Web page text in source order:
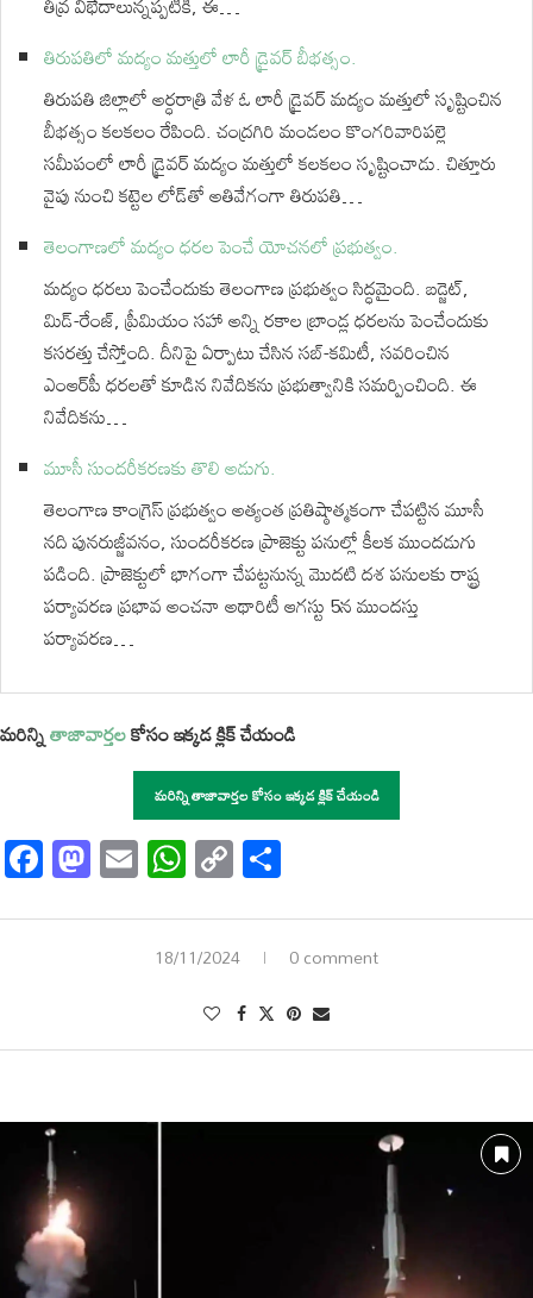
తిరుపతిలో మద్యం మత్తులో లారీ డ్రైవర్ బీభత్సం.
తిరుపతి జిల్లాలో అర్ధరాత్రి వేళ ఓ లారీ డ్రైవర్ మద్యం మత్తులో సృష్టించిన
బీభత్సం కలకలం రేపింది. చంద్రగిరి మండలం కొంగరివారిపల్లె
సమీపంలో లారీ డ్రైవర్ మద్యం మత్తులో కలకలం సృష్టించాడు. చిత్తూరు
వైపు నుంచి కట్టెల లోడ్‌తో అతివేగంగా తిరుపతి…
తెలంగాణలో మద్యం ధరల పెంచే యోచనలో ప్రభుత్వం.
మద్యం ధరలు పెంచేందుకు తెలంగాణ ప్రభుత్వం సిద్ధమైంది. బడ్జెట్,
మిడ్-రేంజ్, ప్రీమియం సహా అన్ని రకాల బ్రాండ్ల ధరలను పెంచేందుకు
కసరత్తు చేస్తోంది. దీనిపై ఏర్పాటు చేసిన సబ్-కమిటీ, సవరించిన
ఎంఆర్‌పీ ధరలతో కూడిన నివేదికను ప్రభుత్వానికి సమర్పించింది. ఈ
నివేదికను…
మూసీ సుందరీకరణకు తొలి అడుగు.
తెలంగాణ కాంగ్రెస్ ప్రభుత్వం అత్యంత ప్రతిష్ఠాత్మకంగా చేపట్టిన మూసీ
నది పునరుజ్జీవనం, సుందరీకరణ ప్రాజెక్టు పనుల్లో కీలక ముందడుగు
పడింది. ప్రాజెక్టులో భాగంగా చేపట్టనున్న మొదటి దశ పనులకు రాష్ట్ర
పర్యావరణ ప్రభావ అంచనా అథారిటీ ఆగస్టు 5న ముందస్తు
పర్యావరణ…
మరిన్నితాజావార్తలకోసం ఇక్కడ క్లిక్ చేయండి
మరిన్ని తాజావార్తల కోసం ఇక్కడ క్లిక్ చేయండి
Facebook
Mastodon
EmailWhatsApp
Copy
Link
18/11/2024 0 comment